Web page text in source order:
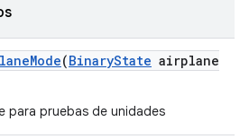
Mode(BinaryState airplane
para pruebas de unidades